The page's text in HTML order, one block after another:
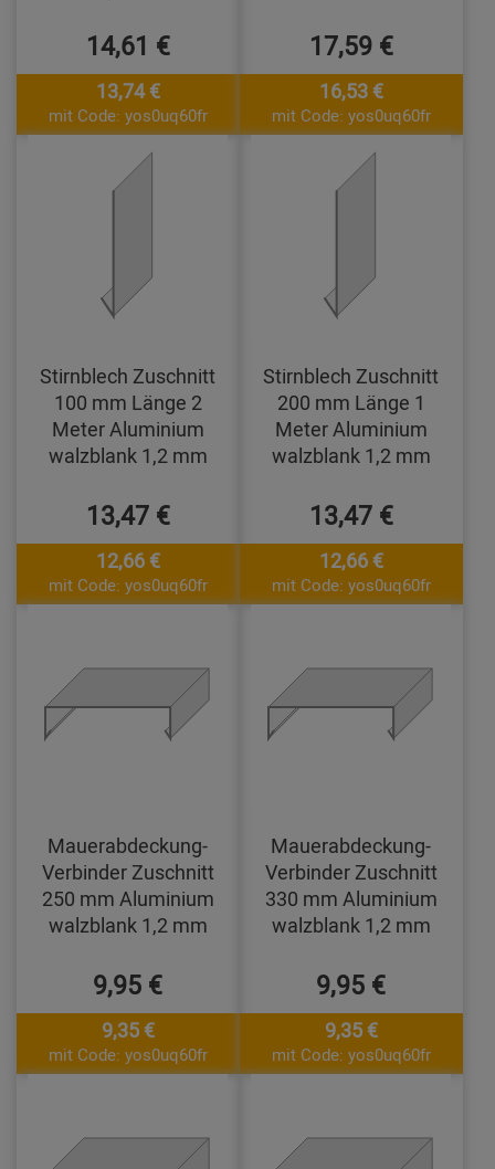
14,61 €
13,74 €
mit Code: yos0uq60fr
17,59 €
16,53 €
mit Code: yos0uq60fr
Stirnblech Zuschnitt
100 mm Länge 2
Meter Aluminium
walzblank 1,2 mm
13,47 €
12,66 €
mit Code: yos0uq60fr
Stirnblech Zuschnitt
200 mm Länge 1
Meter Aluminium
walzblank 1,2 mm
13,47 €
12,66 €
mit Code: yos0uq60fr
Mauerabdeckung-
Verbinder Zuschnitt
250 mm Aluminium
walzblank 1,2 mm
9,95 €
9,35 €
mit Code: yos0uq60fr
Mauerabdeckung-
Verbinder Zuschnitt
330 mm Aluminium
walzblank 1,2 mm
9,95 €
9,35 €
mit Code: yos0uq60fr